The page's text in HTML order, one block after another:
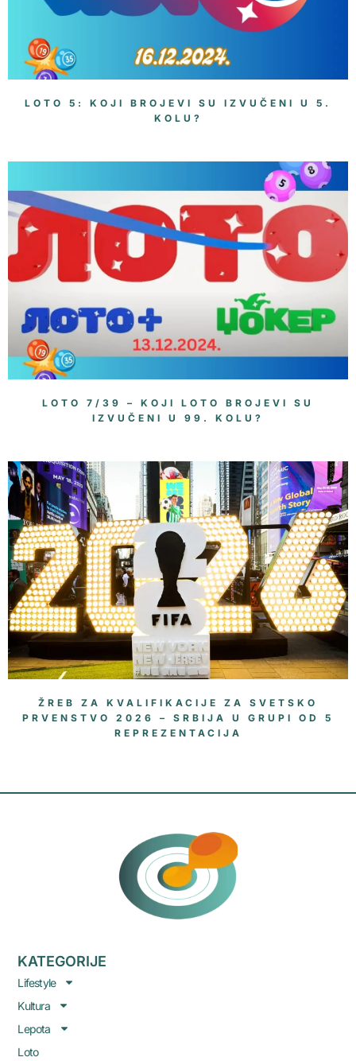
LOTO 5: KOJI BROJEVI SU IZVUČENI U 5.
KOLU?
LOTO 7/39 – KOJI LOTO BROJEVI SU
IZVUČENI U 99. KOLU?
ŽREB ZA KVALIFIKACIJE ZA SVETSKO
PRVENSTVO 2026 – SRBIJA U GRUPI OD 5
REPREZENTACIJA
KATEGORIJE
Lifestyle
Kultura
Lepota
Loto